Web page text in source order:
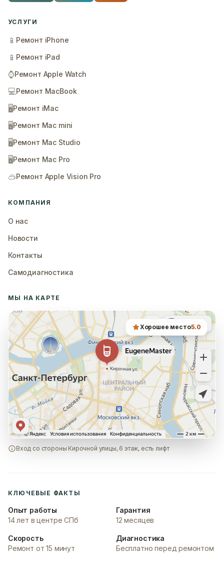
УСЛУГИ
📱 Ремонт iPhone
📱 Ремонт iPad
⌚Ремонт Apple Watch
💻Ремонт MacBook
🖥️Ремонт iMac
🖥️Ремонт Mac mini
🖥️Ремонт Mac Studio
🖥️Ремонт Mac Pro
🥽Ремонт Apple Vision Pro
КОМПАНИЯ
О нас
Новости
Контакты
Самодиагностика
МЫ НА КАРТЕ
Хорошее место5.0
Вход со стороны Кирочной улицы, 6 этаж, есть лифт
КЛЮЧЕВЫЕ ФАКТЫ
Опыт работы
14 лет в центре СПб
Гарантия
12 месяцев
Скорость
Ремонт от 15 минут
Диагностика
Бесплатно перед ремонтом